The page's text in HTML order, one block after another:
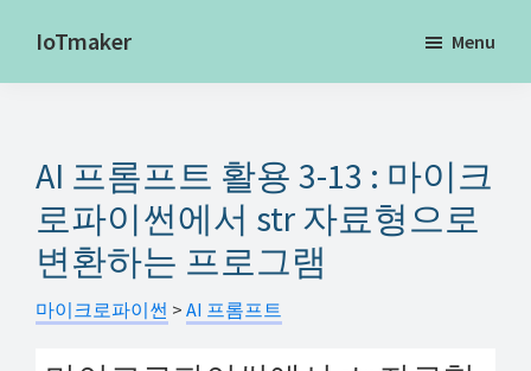
main
IoTmaker
터
넷
에
대
한
Menu
AI 프롬프트 활용 3-13 : 마이크
로파이썬에서 str 자료형으로
변환하는 프로그램
마이크로파이썬 > AI 프롬프트